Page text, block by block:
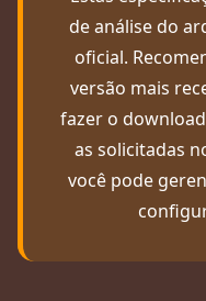
de análise do
oficial.
versão mais
fazer o
as solicitadas
você pode